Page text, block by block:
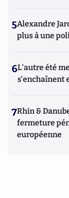
5Alexandre
plus à une
6L'autre été
s'enchaînent
7Rhin &
fermeture
européenne